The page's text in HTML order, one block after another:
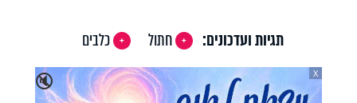
תגיות ועדכונים: חתול
כלבים
🔇
X